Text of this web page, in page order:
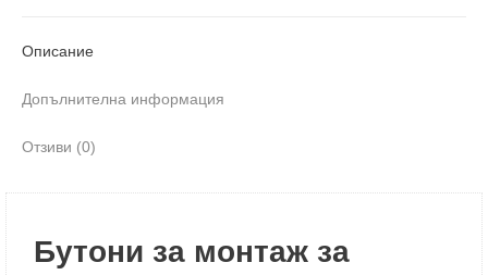
Описание
Допълнителна информация
Отзиви (0)
Бутони за монтаж за